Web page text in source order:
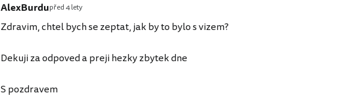
AlexBurdupřed 4 lety
Zdravim, chtel bych se zeptat, jak by to bylo s vizem?
Dekuji za odpoved a preji hezky zbytek dne
S pozdravem